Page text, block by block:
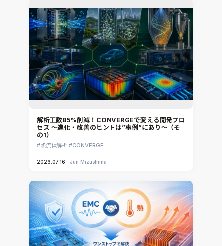
解析工数85%削減！CONVERGEで変える開発プロ
セス ～進化・改善のヒントは”事例”にあり～（そ
の1）
熱流体解析 CONVERGE
2026.07.16 Jun Mizushima